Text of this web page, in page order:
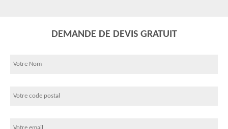
DEMANDE DE DEVIS GRATUIT